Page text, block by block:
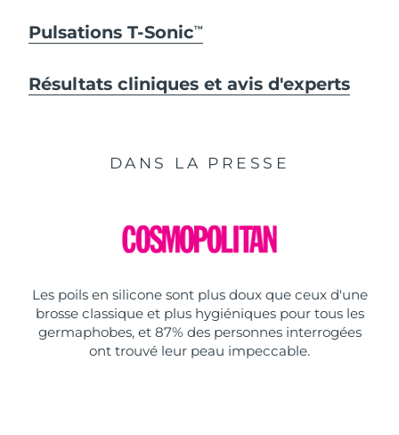
Pulsations T-SonicTM
Résultats cliniques et avis d'experts
DANS LA PRESSE
Les poils en silicone sont plus doux que ceux d'une
brosse classique et plus hygiéniques pour tous les
germaphobes, et 87% des personnes interrogées
ont trouvé leur peau impeccable.